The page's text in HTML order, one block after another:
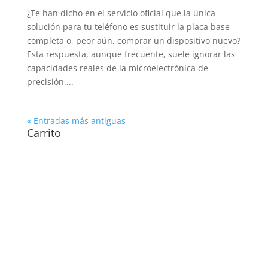
¿Te han dicho en el servicio oficial que la única
solución para tu teléfono es sustituir la placa base
completa o, peor aún, comprar un dispositivo nuevo?
Esta respuesta, aunque frecuente, suele ignorar las
capacidades reales de la microelectrónica de
precisión....
« Entradas más antiguas
Carrito